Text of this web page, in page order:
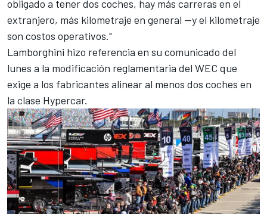
obligado a tener dos coches, hay más carreras en el
extranjero, más kilometraje en general —y el kilometraje
son costos operativos."
Lamborghini hizo referencia en su comunicado del
lunes a la modificación reglamentaria del WEC que
exige a los fabricantes alinear al menos dos coches en
la clase Hypercar.